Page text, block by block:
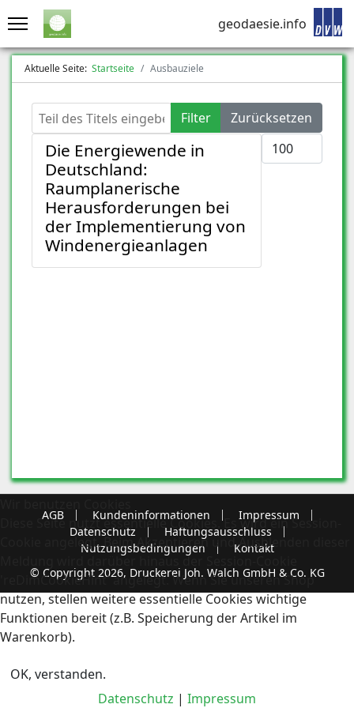
geodaesie.info
Aktuelle Seite: Startseite Ausbauziele
Teil des Titels eingeben Filter
Zurücksetzen
Anzeige #
Die Energiewende in
Deutschland:
Raumplanerische
Herausforderungen bei
der Implementierung von
Windenergieanlagen
AGB Kundeninformationen
Impressum
Datenschutz
Haftungsausschluss
Nutzungsbedingungen
Kontakt
© Copyright 2026, Druckerei Joh. Walch GmbH & Co. KG
Diese Seite nutzt essentielle Cookies. Es wird ein Session-
Cookie angelegt. Beim Akzeptieren und Ausblenden dieser
Meldung wird darüber hinaus der Session-Cookie
'reDimCookieHint' angelegt. Wenn Sie unseren Shop
nutzen, stellen weitere essentielle Cookies wichtige
Funktionen bereit (z.B. Speicherung der Artikel im
Warenkorb).
OK, verstanden.
Datenschutz | Impressum